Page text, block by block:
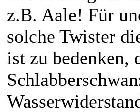
z.B. Aale! Für
solche Twister
ist zu bedenken,